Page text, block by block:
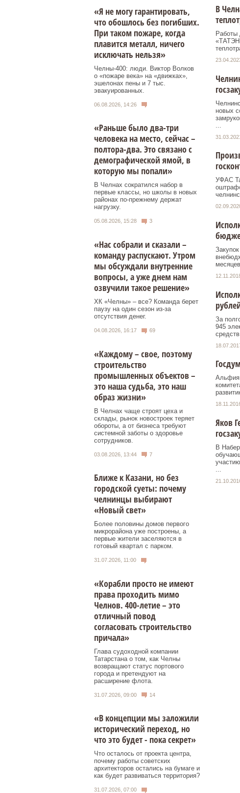
«Я не могу гарантировать,
что обошлось без погибших.
При таком пожаре, когда
плавится металл, ничего
исключать нельзя»
Челны-400: люди. Виктор Волков
о «пожаре века» на «движках»,
эшелонах пены и 7 тыс.
эвакуированных.
06.08.2026, 14:26
«Раньше было два-три
человека на место, сейчас –
полтора-два. Это связано с
демографической ямой, в
которую мы попали»
В Челнах сократился набор в
первые классы, но школы в новых
районах по-прежнему держат
нагрузку.
05.08.2026, 15:28 3
«Нас собрали и сказали –
команду распускают. Утром
мы обсуждали внутренние
вопросы, а уже днем нам
озвучили такое решение»
ХК «Челны» – все? Команда берет
паузу на один сезон из-за
отсутствия денег.
04.08.2026, 16:17 69
«Каждому – свое, поэтому
строительство
промышленных объектов –
это наша судьба, это наш
образ жизни»
В Челнах чаще строят цеха и
склады, рынок новостроек теряет
обороты, а от бизнеса требуют
системной заботы о здоровье
сотрудников.
03.08.2026, 13:44 7
Ближе к Казани, но без
городской суеты: почему
челнинцы выбирают
«Новый свет»
Более половины домов первого
микрорайона уже построены, а
первые жители заселяются в
готовый квартал с парком.
31.07.2026, 11:00
«Корабли просто не имеют
права проходить мимо
Челнов. 400-летие – это
отличный повод
согласовать строительство
причала»
Глава судоходной компании
Татарстана о том, как Челны
возвращают статус портового
города и претендуют на
расширение флота.
31.07.2026, 09:00 14
«В концепции мы заложили
исторический переход, но
что это будет - пока секрет»
Что осталось от проекта центра,
почему работы советских
архитекторов остались на бумаге и
как будет развиваться территория?
31.07.2026, 07:00
В
Работы
новых
УФАС
За
945
Альфия
Яков
В